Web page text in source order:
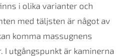
i olika varianter och
med täljsten är något av
komma massugnens
I utgångspunkt är kaminerna